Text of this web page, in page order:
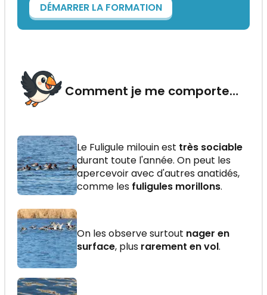
DÉMARRER LA FORMATION
Comment je me comporte…
Le Fuligule milouin est très sociable
durant toute l'année. On peut les
apercevoir avec d'autres anatidés,
comme les fuligules morillons.
On les observe surtout nager en
surface, plus rarement en vol.